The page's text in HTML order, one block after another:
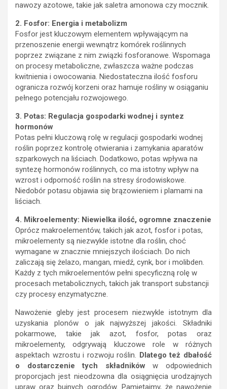
nawozy azotowe, takie jak saletra amonowa czy mocznik.
2. Fosfor: Energia i metabolizm
Fosfor jest kluczowym elementem wpływającym na
przenoszenie energii wewnątrz komórek roślinnych
poprzez związane z nim związki fosforanowe. Wspomaga
on procesy metaboliczne, zwłaszcza ważne podczas
kwitnienia i owocowania. Niedostateczna ilość fosforu
ogranicza rozwój korzeni oraz hamuje rośliny w osiąganiu
pełnego potencjału rozwojowego.
3. Potas: Regulacja gospodarki wodnej i syntez
hormonów
Potas pełni kluczową rolę w regulacji gospodarki wodnej
roślin poprzez kontrolę otwierania i zamykania aparatów
szparkowych na liściach. Dodatkowo, potas wpływa na
syntezę hormonów roślinnych, co ma istotny wpływ na
wzrost i odporność roślin na stresy środowiskowe.
Niedobór potasu objawia się brązowieniem i plamami na
liściach.
4. Mikroelementy: Niewielka ilość, ogromne znaczenie
Oprócz makroelementów, takich jak azot, fosfor i potas,
mikroelementy są niezwykle istotne dla roślin, choć
wymagane w znacznie mniejszych ilościach. Do nich
zaliczają się żelazo, mangan, miedź, cynk, bor i molibden.
Każdy z tych mikroelementów pełni specyficzną rolę w
procesach metabolicznych, takich jak transport substancji
czy procesy enzymatyczne.
Nawożenie gleby jest procesem niezwykle istotnym dla
uzyskania plonów o jak najwyższej jakości. Składniki
pokarmowe, takie jak azot, fosfor, potas oraz
mikroelementy, odgrywają kluczowe role w różnych
aspektach wzrostu i rozwoju roślin. Dlatego też dbałość
o dostarczenie tych składnikóww odpowiednich
proporcjach jest nieodzowna dla osiągnięcia urodzajnych
upraw oraz bujnych ogrodów. Pamiętajmy, że nawożenie